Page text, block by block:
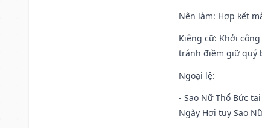
Nên làm: Hợp kết
Kiêng cữ: Khởi
tránh điềm giữ quý
Ngoại lệ:
- Sao Nữ Thổ Bức
Ngày Hợi tuy Sao